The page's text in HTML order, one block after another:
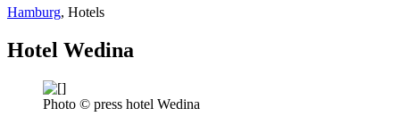
Hamburg, Hotels
Hotel Wedina
Photo © press hotel Wedina